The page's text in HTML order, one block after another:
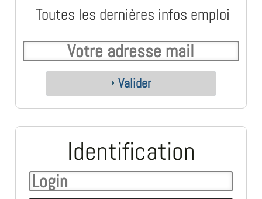
Toutes les dernières infos emploi
Valider
Identification